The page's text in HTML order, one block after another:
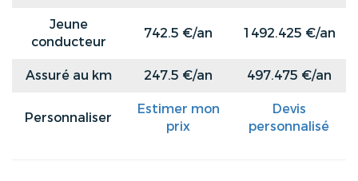
Jeune
conducteur
742.5 €/an 1492.425 €/an
Assuré au km 247.5 €/an 497.475 €/an
Personnaliser
Estimer mon
prix
Devis
personnalisé